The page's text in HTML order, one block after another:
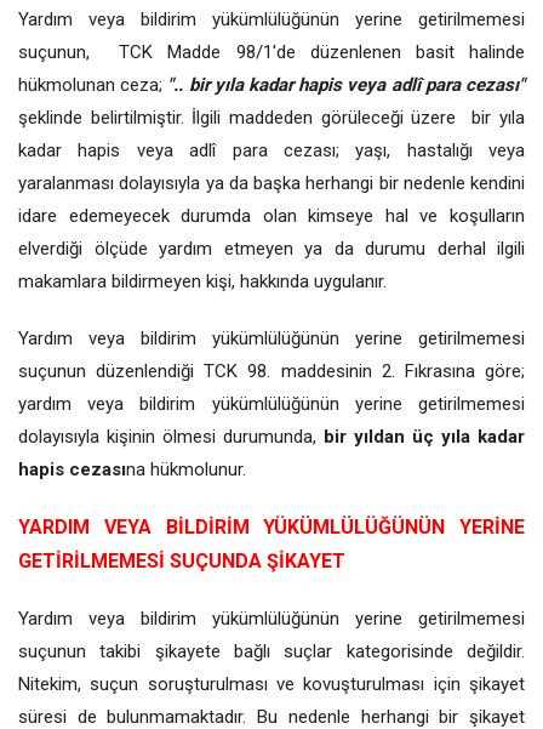
Yardım veya bildirim yükümlülüğünün yerine getirilmemesi
suçunun, TCK Madde 98/1'de düzenlenen basit halinde
hükmolunan ceza; ".. bir yıla kadar hapis veya adlî para cezası"
şeklinde belirtilmiştir. İlgili maddeden görüleceği üzere bir yıla
kadar hapis veya adlî para cezası; yaşı, hastalığı veya
yaralanması dolayısıyla ya da başka herhangi bir nedenle kendini
idare edemeyecek durumda olan kimseye hal ve koşulların
elverdiği ölçüde yardım etmeyen ya da durumu derhal ilgili
makamlara bildirmeyen kişi, hakkında uygulanır.
Yardım veya bildirim yükümlülüğünün yerine getirilmemesi
suçunun düzenlendiği TCK 98. maddesinin 2. Fıkrasına göre;
yardım veya bildirim yükümlülüğünün yerine getirilmemesi
dolayısıyla kişinin ölmesi durumunda, bir yıldan üç yıla kadar
hapis cezasına hükmolunur.
YARDIM VEYA BİLDİRİM YÜKÜMLÜLÜĞÜNÜN YERİNE
GETİRİLMEMESİ SUÇUNDA ŞİKAYET
Yardım veya bildirim yükümlülüğünün yerine getirilmemesi
suçunun takibi şikayete bağlı suçlar kategorisinde değildir.
Nitekim, suçun soruşturulması ve kovuşturulması için şikayet
süresi de bulunmamaktadır. Bu nedenle herhangi bir şikayet